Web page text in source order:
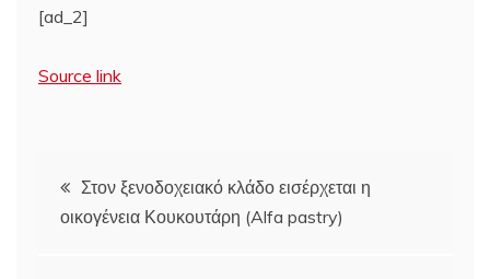
[ad_2]
Source link
Πλοήγηση
άρθρων
Στον ξενοδοχειακό κλάδο εισέρχεται η
οικογένεια Κουκουτάρη (Alfa pastry)